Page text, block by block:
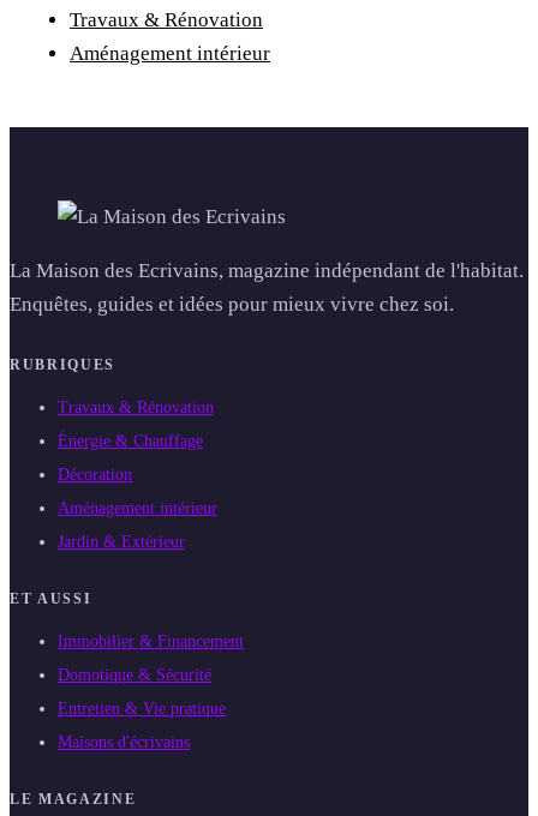
Travaux & Rénovation
Aménagement intérieur
La Maison des Ecrivains, magazine indépendant de l'habitat.
Enquêtes, guides et idées pour mieux vivre chez soi.
RUBRIQUES
Travaux & Rénovation
Énergie & Chauffage
Décoration
Aménagement intérieur
Jardin & Extérieur
ET AUSSI
Immobilier & Financement
Domotique & Sécurité
Entretien & Vie pratique
Maisons d'écrivains
LE MAGAZINE